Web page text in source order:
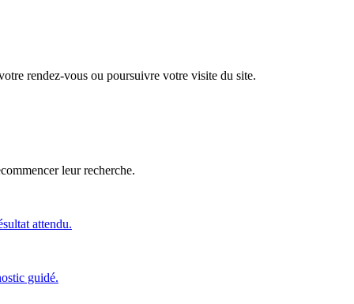
rendez-vous ou poursuivre votre visite du site.
leur recherche.
attendu.
guidé.